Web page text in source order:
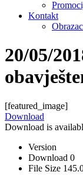
Kontakt
20/05/
[featured_image]
Download
Download is
Version
Download 0
File Size